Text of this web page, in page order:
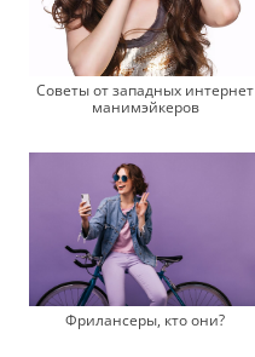
Советы от западных интернет
манимэйкеров
Фрилансеры, кто они?